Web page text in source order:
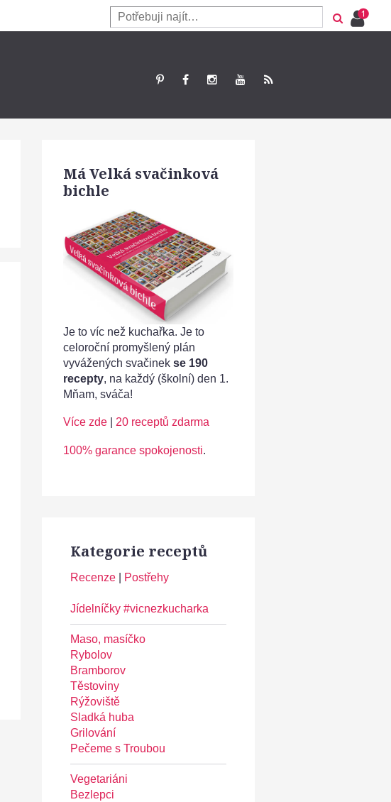
Má Velká svačinková
bichle
Je to víc než kuchařka. Je to
celoroční promyšlený plán
vyvážených svačinek se 190
recepty, na každý (školní) den 1.
Mňam, sváča!
Více zde 20 receptů zdarma
100% garance spokojenosti.
Kategorie receptů
Recenze Postřehy
Jídelníčky #vicnezkucharka
Maso, masíčko
Rybolov
Bramborov
Těstoviny
Rýžoviště
Sladká huba
Grilování
Pečeme s Troubou
Vegetariáni
Bezlepci